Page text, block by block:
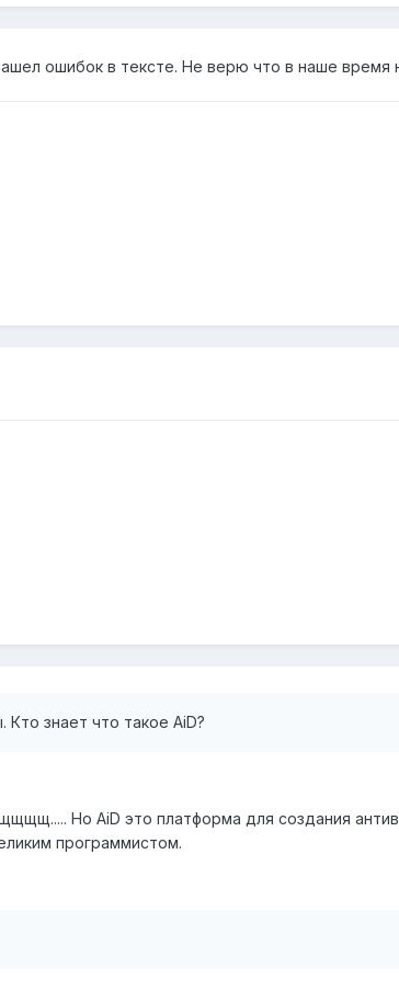
ошибок в тексте. Не верю что в наше
знает что такое AiD?
Но AiD это платформа для создания
программистом.